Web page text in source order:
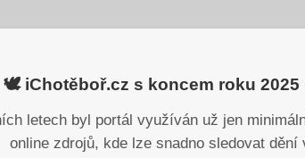
🕊️ iChotěboř.cz s koncem roku
letech byl portál využíván už jen
online zdrojů, kde lze snadno sledovat